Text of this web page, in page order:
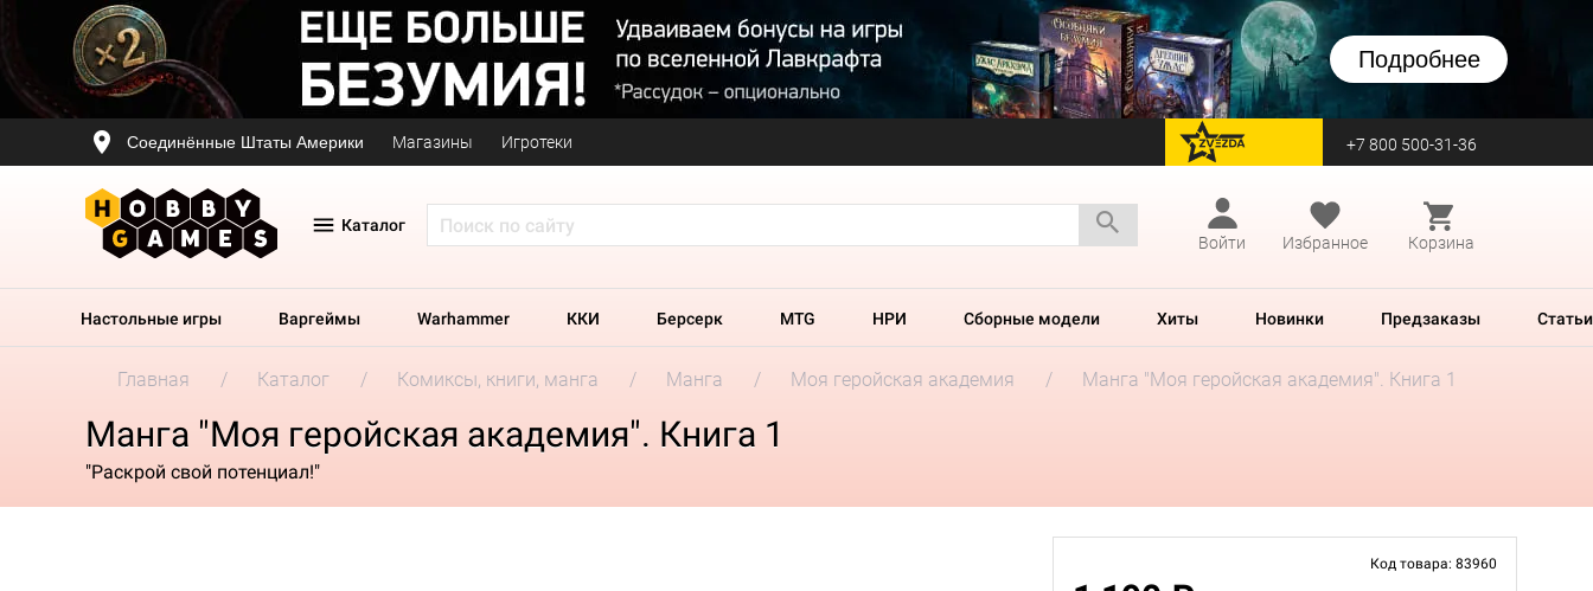
Подробнее
Соединённые Штаты Америки Магазины Игротеки перейти на Zvezda +7 800 500-31-36
Каталог
Войти
Избранное Корзина
Настольные игры Варгеймы Warhammer ККИ Берсерк MTG НРИ Сборные модели Хиты Новинки Предзаказы Статьи
Главная Каталог Комиксы, книги, манга Манга Моя геройская академия Манга "Моя геройская академия". Книга 1
Манга "Моя геройская академия". Книга 1
"Раскрой свой потенциал!"
Код товара: 83960